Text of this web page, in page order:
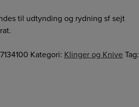
til udtynding og rydning sf sejt
Kategori: Klinger og Knive Tag: